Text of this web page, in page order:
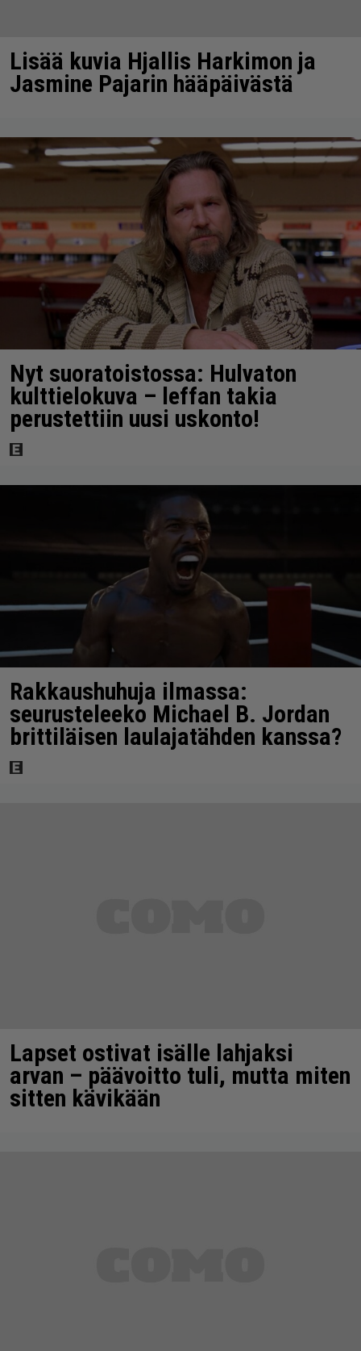
Lisää kuvia Hjallis Harkimon ja
Jasmine Pajarin hääpäivästä
Nyt suoratoistossa: Hulvaton
kulttielokuva – leffan takia
perustettiin uusi uskonto!
Rakkaushuhuja ilmassa:
seurusteleeko Michael B. Jordan
brittiläisen laulajatähden kanssa?
Lapset ostivat isälle lahjaksi
arvan – päävoitto tuli, mutta miten
sitten kävikään